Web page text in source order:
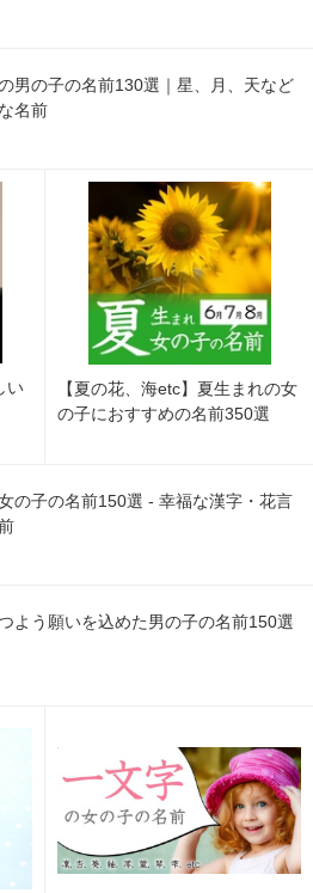
男の子の名前130選｜星、月、天など
名前
い
【夏の花、海etc】夏生まれの女
の子におすすめの名前350選
の子の名前150選 - 幸福な漢字・花言
よう願いを込めた男の子の名前150選